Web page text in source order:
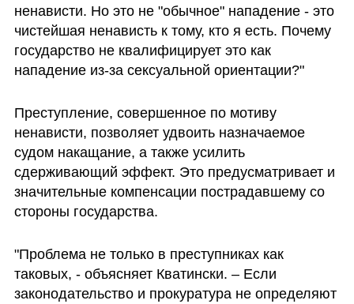
ненависти. Но это не "обычное" нападение - это
чистейшая ненависть к тому, кто я есть. Почему
государство не квалифицирует это как
нападение из-за сексуальной ориентации?"
Преступление, совершенное по мотиву
ненависти, позволяет удвоить назначаемое
судом накащание, а также усилить
сдерживающий эффект. Это предусматривает и
значительные компенсации пострадавшему со
стороны государства.
"Проблема не только в преступниках как
таковых, - объясняет Кватински. – Если
законодательство и прокуратура не определяют